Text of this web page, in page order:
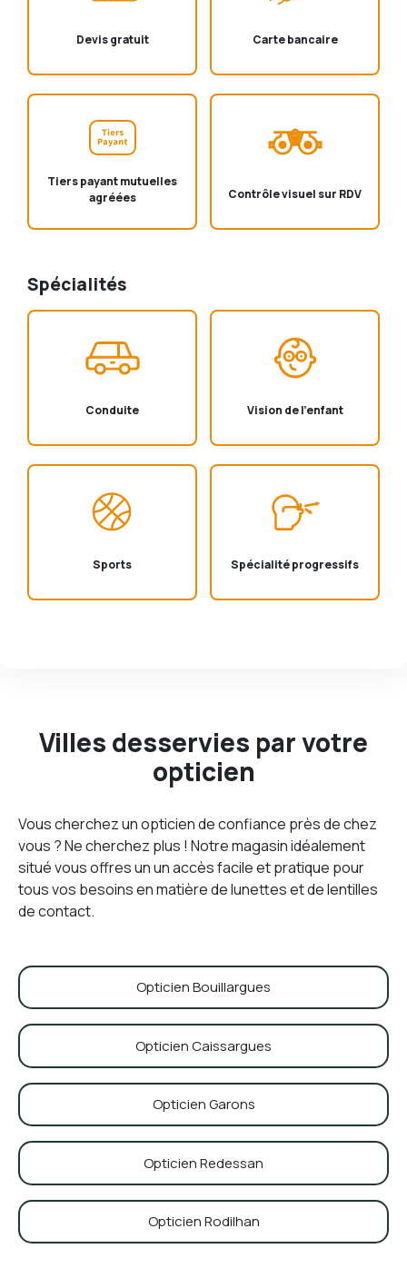
Devis gratuit Carte bancaire
Tiers payant mutuelles
agréées
Contrôle visuel sur RDV
Spécialités
Conduite Vision de l'enfant
Sports Spécialité progressifs
Villes desservies par votre
opticien
Vous cherchez un opticien de confiance près de chez
vous ? Ne cherchez plus ! Notre magasin idéalement
situé vous offres un un accès facile et pratique pour
tous vos besoins en matière de lunettes et de lentilles
de contact.
Opticien Bouillargues
Opticien Caissargues
Opticien Garons
Opticien Redessan
Opticien Rodilhan